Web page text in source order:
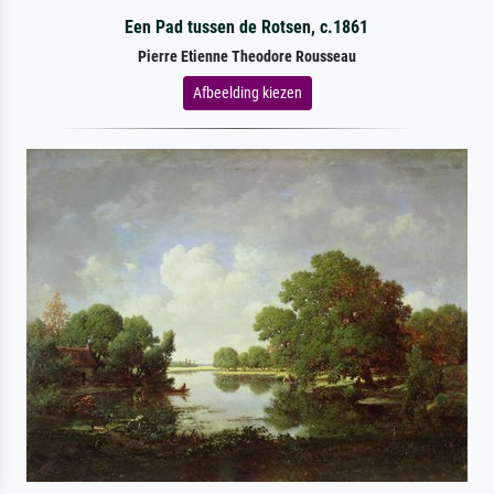
Een Pad tussen de Rotsen, c.1861
Pierre Etienne Theodore Rousseau
Afbeelding kiezen